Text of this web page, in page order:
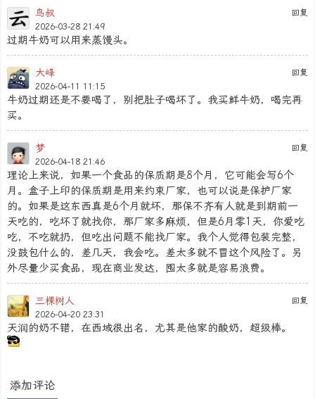
回复
鸟叔
2026-03-28 21:49
过期牛奶可以用来蒸馒头。
回复
大峰
2026-04-11 11:15
牛奶过期还是不要喝了，别把肚子喝坏了。我买鲜牛奶，喝完再
买。
回复
梦
2026-04-18 21:46
理论上来说，如果一个食品的保质期是8个月，它可能会写6个
月。盒子上印的保质期是用来约束厂家，也可以说是保护厂家
的。如果是这东西真是6个月就坏，那保不齐有人就是到期前一
天吃的，吃坏了就找你，那厂家多麻烦，但是6月零1天，你爱吃
吃，不吃就扔，但吃出问题不能找厂家。我个人觉得包装完整，
没鼓包什么的，差几天，我会吃。差太多就不冒这个风险了。另
外尽量少买食品，现在商业发达，囤太多就是容易浪费。
回复
三棵树人
2026-04-20 23:31
天润的奶不错，在西域很出名，尤其是他家的酸奶，超级棒。
添加评论